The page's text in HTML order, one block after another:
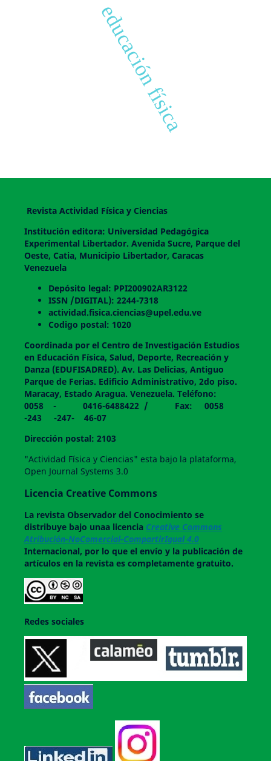
educación física
Revista Actividad Física y Ciencias
Institución editora: Universidad Pedagógica
Experimental Libertador. Avenida Sucre, Parque del
Oeste, Catia, Municipio Libertador, Caracas
Venezuela
Depósito legal: PPI200902AR3122
ISSN /DIGITAL): 2244-7318
actividad.fisica.ciencias@upel.edu.ve
Codigo postal: 1020
Coordinada por el Centro de Investigación Estudios
en Educación Física, Salud, Deporte, Recreación y
Danza (EDUFISADRED). Av. Las Delicias, Antiguo
Parque de Ferias. Edificio Administrativo, 2do piso.
Maracay, Estado Aragua. Venezuela. Teléfono:
0058 - 0416-6488422 / Fax: 0058
-243 -247- 46-07
Dirección postal: 2103
"Actividad Física y Ciencias" esta bajo la plataforma,
Open Journal Systems 3.0
Licencia Creative Commons
La revistaObservador del Conocimiento se
distribuye bajo unaa licencia Creative Commons
Atribución-NoComercial-CompartirIgual 4.0
Internacional, por lo que el envío y la publicación de
artículos en la revista es completamente gratuito.
Redes sociales